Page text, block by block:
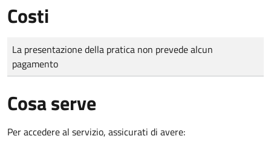
Costi
Tipo di pagamento
Importo
La presentazione della pratica non prevede alcun
pagamento
Cosa serve
Per accedere al servizio, assicurati di avere: